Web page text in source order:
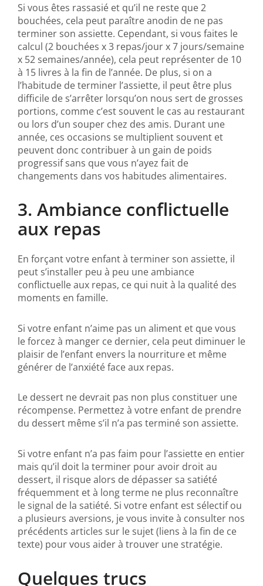
Si vous êtes rassasié et qu’il ne reste que 2
bouchées, cela peut paraître anodin de ne pas
terminer son assiette. Cependant, si vous faites le
calcul (2 bouchées x 3 repas/jour x 7 jours/semaine
x 52 semaines/année), cela peut représenter de 10
à 15 livres à la fin de l’année. De plus, si on a
l’habitude de terminer l’assiette, il peut être plus
difficile de s’arrêter lorsqu’on nous sert de grosses
portions, comme c’est souvent le cas au restaurant
ou lors d’un souper chez des amis. Durant une
année, ces occasions se multiplient souvent et
peuvent donc contribuer à un gain de poids
progressif sans que vous n’ayez fait de
changements dans vos habitudes alimentaires.
3. Ambiance conflictuelle
aux repas
En forçant votre enfant à terminer son assiette, il
peut s’installer peu à peu une ambiance
conflictuelle aux repas, ce qui nuit à la qualité des
moments en famille.
Si votre enfant n’aime pas un aliment et que vous
le forcez à manger ce dernier, cela peut diminuer le
plaisir de l’enfant envers la nourriture et même
générer de l’anxiété face aux repas.
Le dessert ne devrait pas non plus constituer une
récompense. Permettez à votre enfant de prendre
du dessert même s’il n’a pas terminé son assiette.
Si votre enfant n’a pas faim pour l’assiette en entier
mais qu’il doit la terminer pour avoir droit au
dessert, il risque alors de dépasser sa satiété
fréquemment et à long terme ne plus reconnaître
le signal de la satiété. Si votre enfant est sélectif ou
a plusieurs aversions, je vous invite à consulter nos
précédents articles sur le sujet (liens à la fin de ce
texte) pour vous aider à trouver une stratégie.
Quelques trucs